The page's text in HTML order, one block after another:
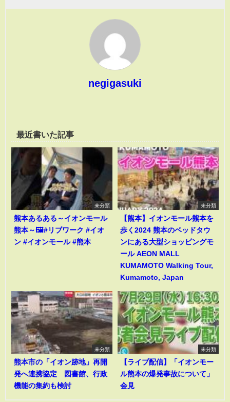
negigasuki
最近書いた記事
未分類
熊本あるある～イオンモール
熊本～🖼️#リブワーク #イオ
ン #イオンモール #熊本
未分類
【熊本】イオンモール熊本を
歩く2024 熊本のベッドタウ
ンにある大型ショッピングモ
ール AEON MALL
KUMAMOTO Walking Tour,
Kumamoto, Japan
未分類
熊本市の「イオン跡地」再開
発へ連携協定 図書館、行政
機能の集約も検討
未分類
【ライブ配信】「イオンモー
ル熊本の爆発事故について」
会見